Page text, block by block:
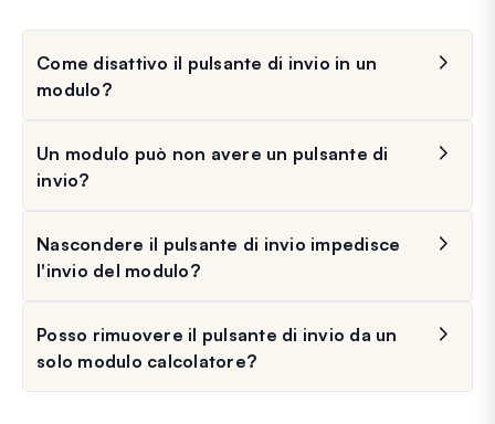
Come disattivo il pulsante di invio in un
modulo?
Un modulo può non avere un pulsante di
invio?
Nascondere il pulsante di invio impedisce
l'invio del modulo?
Posso rimuovere il pulsante di invio da un
solo modulo calcolatore?